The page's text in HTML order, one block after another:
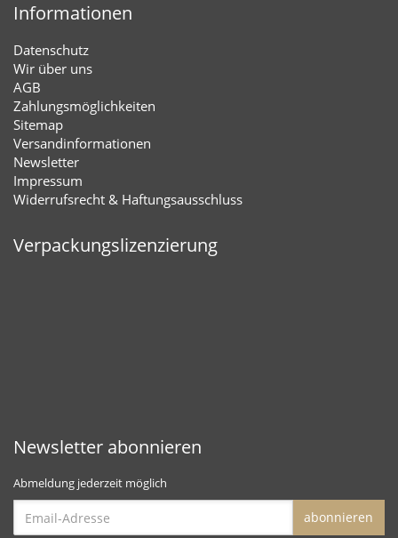
Informationen
Datenschutz
Wir über uns
AGB
Zahlungsmöglichkeiten
Sitemap
Versandinformationen
Newsletter
Impressum
Widerrufsrecht & Haftungsausschluss
Verpackungslizenzierung
Newsletter abonnieren
Abmeldung jederzeit möglich
Adresse
abonnieren